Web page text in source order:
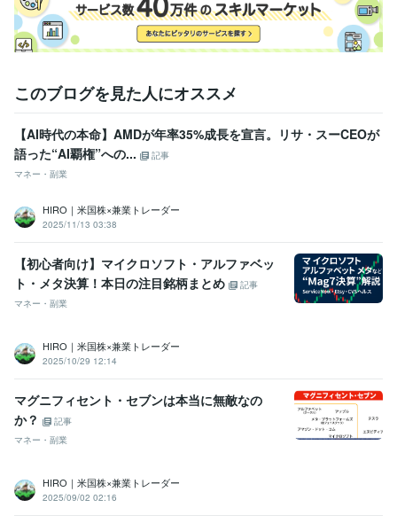
このブログを見た人にオススメ
【AI時代の本命】AMDが年率35%成長を宣言。リサ・スーCEOが
語った“AI覇権”への...
記事
マネー・副業
HIRO｜米国株×兼業トレーダー
2025/11/13 03:38
【初心者向け】マイクロソフト・アルファベッ
ト・メタ決算！本日の注目銘柄まとめ
記事
マネー・副業
HIRO｜米国株×兼業トレーダー
2025/10/29 12:14
マグニフィセント・セブンは本当に無敵なの
か？
記事
マネー・副業
HIRO｜米国株×兼業トレーダー
2025/09/02 02:16